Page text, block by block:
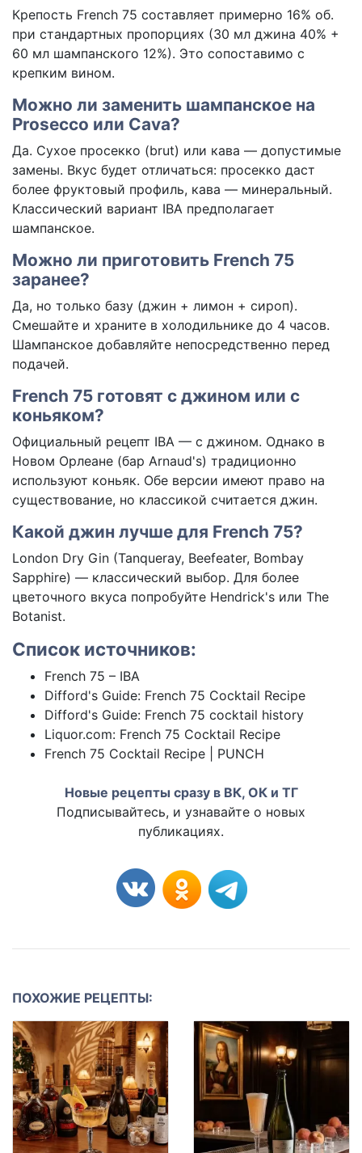
Крепость French 75 составляет примерно 16% об.
при стандартных пропорциях (30 мл джина 40% +
60 мл шампанского 12%). Это сопоставимо с
крепким вином.
Можно ли заменить шампанское на
Prosecco или Cava?
Да. Сухое просекко (brut) или кава — допустимые
замены. Вкус будет отличаться: просекко даст
более фруктовый профиль, кава — минеральный.
Классический вариант IBA предполагает
шампанское.
Можно ли приготовить French 75
заранее?
Да, но только базу (джин + лимон + сироп).
Смешайте и храните в холодильнике до 4 часов.
Шампанское добавляйте непосредственно перед
подачей.
French 75 готовят с джином или с
коньяком?
Официальный рецепт IBA — с джином. Однако в
Новом Орлеане (бар Arnaud's) традиционно
используют коньяк. Обе версии имеют право на
существование, но классикой считается джин.
Какой джин лучше для French 75?
London Dry Gin (Tanqueray, Beefeater, Bombay
Sapphire) — классический выбор. Для более
цветочного вкуса попробуйте Hendrick's или The
Botanist.
Список источников:
French 75 – IBA
Difford's Guide: French 75 Cocktail Recipe
Difford's Guide: French 75 cocktail history
Liquor.com: French 75 Cocktail Recipe
French 75 Cocktail Recipe | PUNCH
Новые рецепты сразу в ВК, ОК и ТГ
Подписывайтесь, и узнавайте о новых
публикациях.
ПОХОЖИЕ РЕЦЕПТЫ: